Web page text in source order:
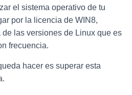
el sistema operativo de tu
por la licencia de WIN8,
las versiones de Linux que es
frecuencia.
hacer es superar esta